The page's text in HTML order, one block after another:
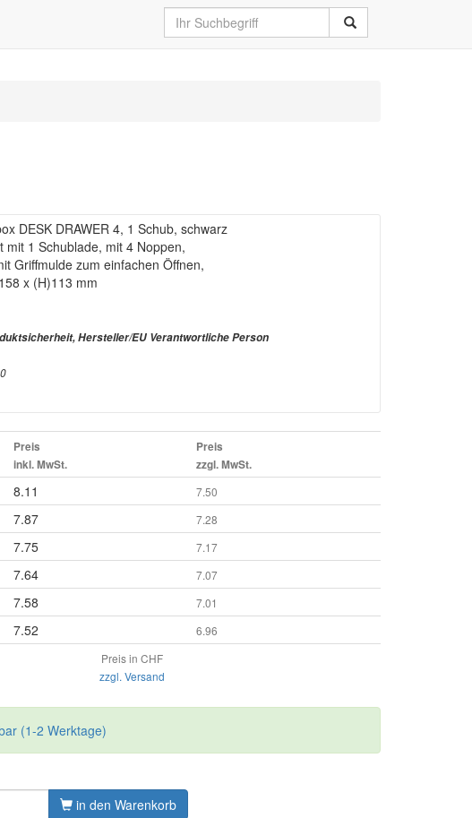
DESK DRAWER 4, 1 Schub, schwarz
mit 1 Schublade, mit 4 Noppen,
Griffmulde zum einfachen Öffnen,
x (H)113 mm
Hersteller/EU Verantwortliche Person
Preis
inkl. MwSt.
Preis
zzgl. MwSt.
8.11 7.50
7.87 7.28
7.75 7.17
7.64 7.07
7.58 7.01
7.52
6.96
Preis in CHF
zzgl. Versand
(1-2 Werktage)
in den Warenkorb